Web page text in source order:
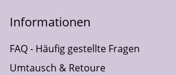
Informationen
FAQ - Häufig gestellte Fragen
Umtausch & Retoure